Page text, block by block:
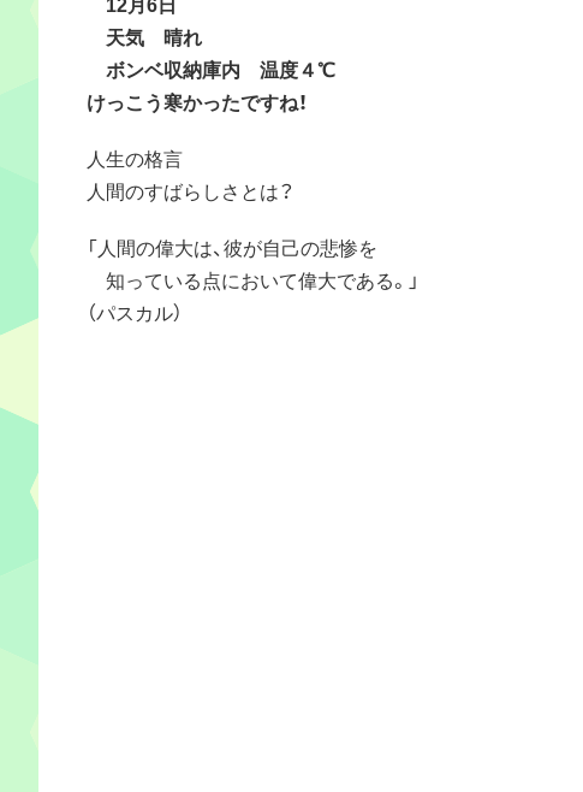
天気 晴れ
ボンベ収納庫内 温度４℃
けっこう寒かったですね！
人生の格言
人間のすばらしさとは？
「人間の偉大は、彼が自己の悲惨を
知っている点において偉大である。」
（パスカル）